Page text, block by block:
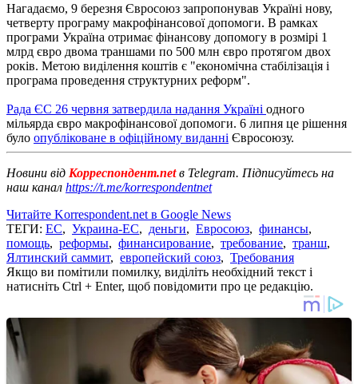
Нагадаємо, 9 березня Євросоюз запропонував Україні нову,
четверту програму макрофінансової допомоги. В рамках
програми Україна отримає фінансову допомогу в розмірі 1
млрд євро двома траншами по 500 млн євро протягом двох
років. Метою виділення коштів є "економічна стабілізація і
програма проведення структурних реформ".
Рада ЄС 26 червня затвердила надання Україні одного
мільярда євро макрофінансової допомоги. 6 липня це рішення
було опубліковане в офіційному виданні Євросоюзу.
Новини від Корреспондент.netв Telegram. Підписуйтесь на
наш канал https://t.me/korrespondentnet
Читайте Korrespondent.net в Google News
ТЕГИ: ЕС, Украина-ЕС, деньги, Евросоюз, финансы,
помощь, реформы, финансирование, требование, транш,
Ялтинский саммит, европейский союз, Требования
Якщо ви помітили помилку, виділіть необхідний текст і
натисніть Ctrl + Enter, щоб повідомити про це редакцію.